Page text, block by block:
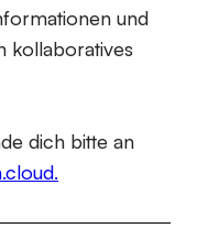
und
kollaboratives
dich bitte an